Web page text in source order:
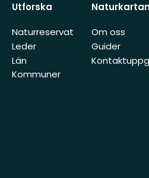
Utforska
Naturreservat
Leder
Län
Kommuner
Naturkartan
Om oss
Guider